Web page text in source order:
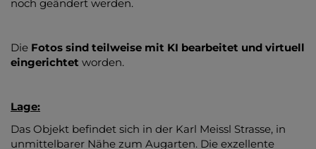
noch geändert werden.
Die Fotos sind teilweise mit KI bearbeitet und virtuell
eingerichtet worden.
Lage:
Das Objekt befindet sich in der Karl Meissl Strasse, in
unmittelbarer Nähe zum Augarten. Die exzellente